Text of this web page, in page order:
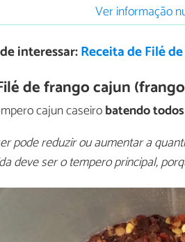
Ver informação
interessar:Receita de Filé
de frango cajun
cajun caseirobatendo
pode reduzir ou aumentar a
deve ser o tempero principal,